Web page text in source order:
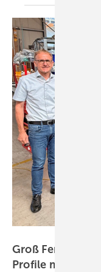
Groß Fenster +
Profile mit